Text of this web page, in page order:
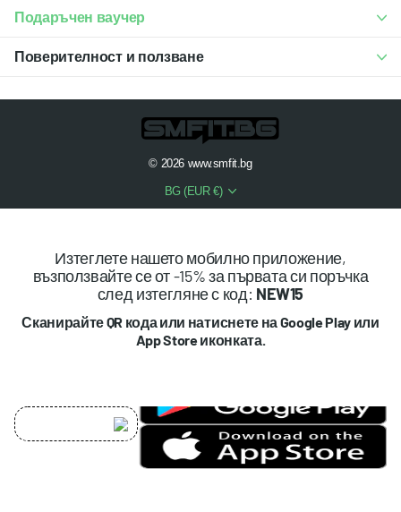
Подаръчен ваучер
Поверителност и ползване
© 2026www.smfit.bg
BG (EUR €)
Изтеглете нашето мобилно приложение,
възползвайте се от -15% за първата си поръчка
след изтегляне с код: NEW15
Сканирайте QR кода или натиснете на Google Play или
App Store иконката.